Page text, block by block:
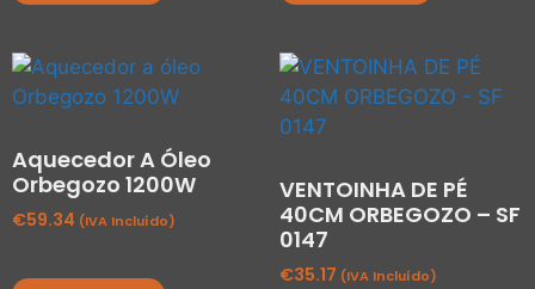
Aquecedor A Óleo
Orbegozo 1200W
€59.34 (IVA Incluído)
VENTOINHA DE PÉ
40CM ORBEGOZO – SF
0147
€35.17 (IVA Incluído)